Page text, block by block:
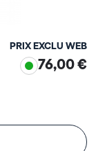
PRIX EXCLU WEB
76,00 €